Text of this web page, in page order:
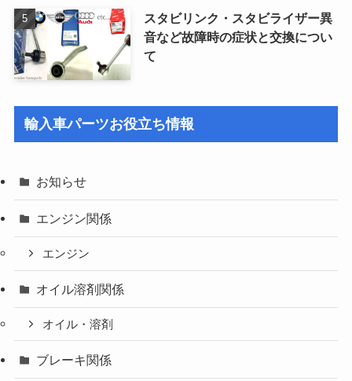
スタビリンク・スタビライザー異
音など故障時の症状と交換につい
て
輸入車パーツお役立ち情報
お知らせ
エンジン関係
エンジン
オイル溶剤関係
オイル・溶剤
ブレーキ関係